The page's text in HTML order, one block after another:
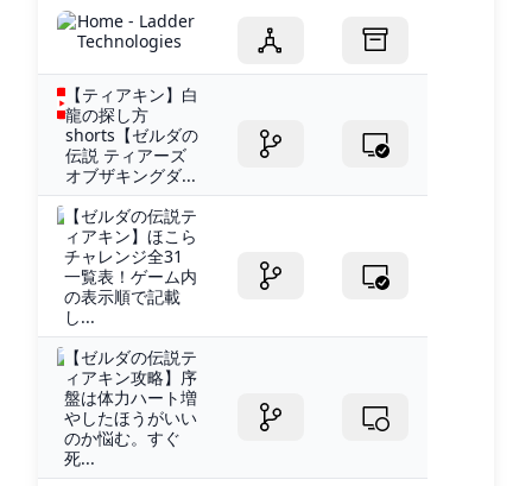
Home - Ladder
Technologies
【ティアキン】白
龍の探し方
shorts【ゼルダの
伝説 ティアーズ
オブザキングダ...
【ゼルダの伝説テ
ィアキン】ほこら
チャレンジ全31
一覧表！ゲーム内
の表示順で記載
し...
【ゼルダの伝説テ
ィアキン攻略】序
盤は体力ハート増
やしたほうがいい
のか悩む。すぐ
死...